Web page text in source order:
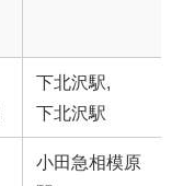
下北沢駅,
下北沢駅
小田急相模原